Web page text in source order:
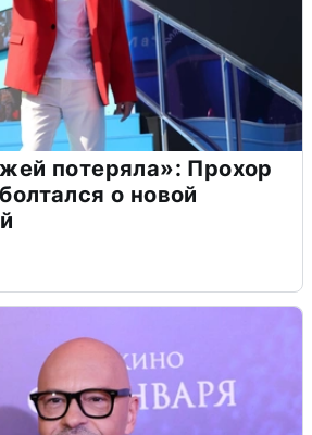
потеряла»: Прохор
о новой